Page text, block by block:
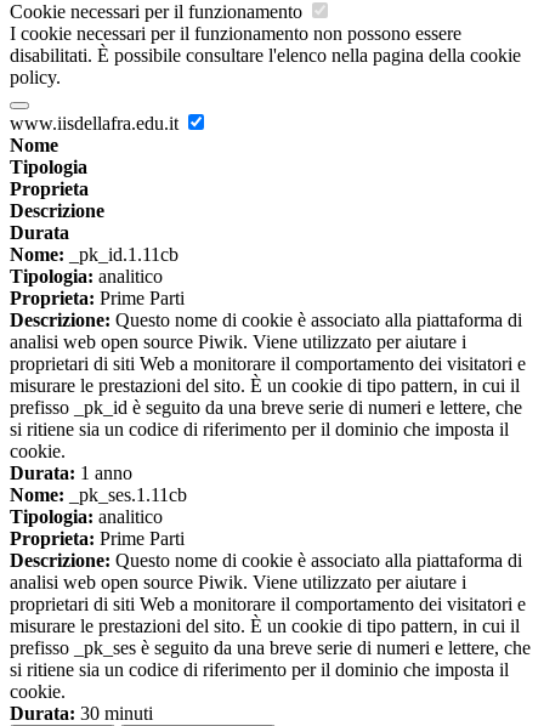
Cookie necessari per il funzionamento
I cookie necessari per il funzionamento non possono essere
disabilitati. È possibile consultare l'elenco nella pagina della cookie
policy.
www.iisdellafra.edu.it
Nome
Tipologia
Proprieta
Descrizione
Durata
Nome: _pk_id.1.11cb
Tipologia: analitico
Proprieta: Prime Parti
Descrizione: Questo nome di cookie è associato alla piattaforma di
analisi web open source Piwik. Viene utilizzato per aiutare i
proprietari di siti Web a monitorare il comportamento dei visitatori e
misurare le prestazioni del sito. È un cookie di tipo pattern, in cui il
prefisso _pk_id è seguito da una breve serie di numeri e lettere, che
si ritiene sia un codice di riferimento per il dominio che imposta il
cookie.
Durata: 1 anno
Nome: _pk_ses.1.11cb
Tipologia: analitico
Proprieta: Prime Parti
Descrizione: Questo nome di cookie è associato alla piattaforma di
analisi web open source Piwik. Viene utilizzato per aiutare i
proprietari di siti Web a monitorare il comportamento dei visitatori e
misurare le prestazioni del sito. È un cookie di tipo pattern, in cui il
prefisso _pk_ses è seguito da una breve serie di numeri e lettere, che
si ritiene sia un codice di riferimento per il dominio che imposta il
cookie.
Durata: 30 minuti